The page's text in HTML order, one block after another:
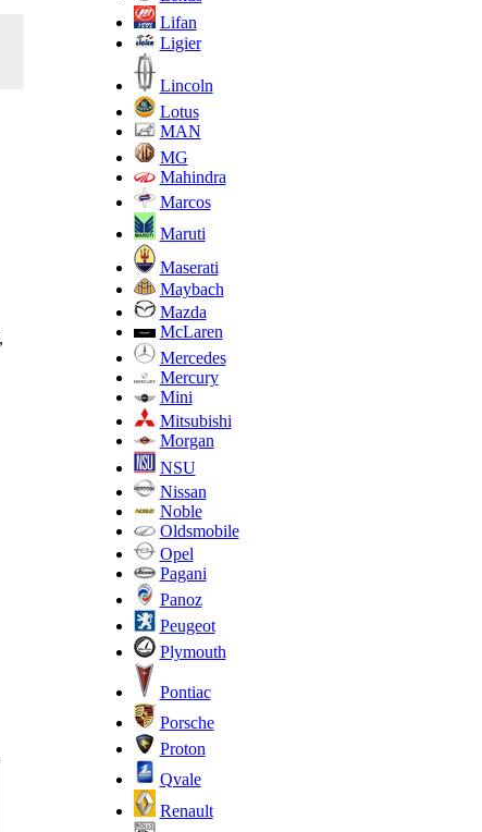
Lifan
Ligier
Lincoln
Lotus
MAN
MG
Mahindra
Marcos
Maruti
Maserati
Maybach
Mazda
McLaren
Mercedes
Mercury
Mini
Mitsubishi
Morgan
NSU
Nissan
Noble
Oldsmobile
Opel
Pagani
Panoz
Peugeot
Plymouth
Pontiac
Porsche
Proton
Qvale
Renault